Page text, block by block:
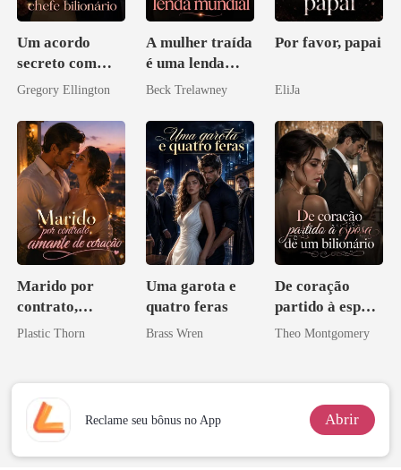
Um acordo
secreto com
meu chefe
Gregory Ellington
A mulher traída
é uma lenda
mundial
Beck Trelawney
Por favor, papai
EliJa
Marido por
contrato,
amante de
Plastic Thorn
Uma garota e
quatro feras
Brass Wren
De coração
partido à esposa
de um bilionário
Theo Montgomery
Reclame seu bônus no App Abrir